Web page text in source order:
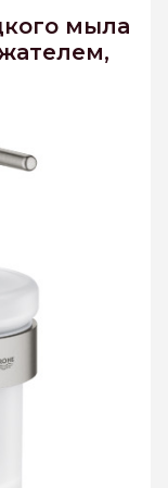
мыла